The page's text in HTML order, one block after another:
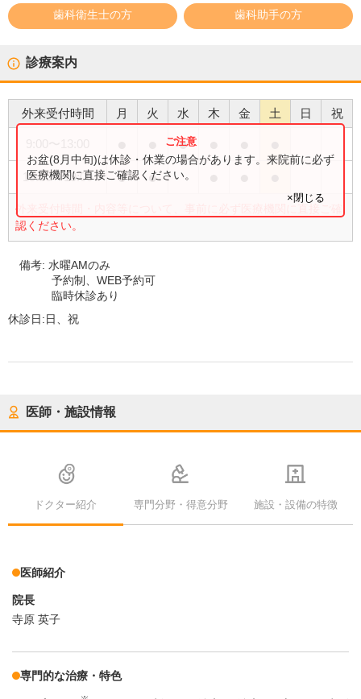
歯科衛生士の方 歯科助手の方
診療案内
外来受付時間 月 火 水 木 金 土 日 祝
●
15:00〜19:00 ● ●
外来受付時間・内容等について、事前に必ず医療機関に直接ご確
認ください。
お盆(8月中旬)は休診・休業の場合があります。来院前に必ず
医療機関に直接ご確認ください。
×閉じる
備考:水曜AMのみ
予約制、WEB予約可
臨時休診あり
休診日:日、祝
医師・施設情報
ドクター紹介 専門分野・得意分野 施設・設備の特徴
医師紹介
院長
寺原 英子
専門的な治療・特色